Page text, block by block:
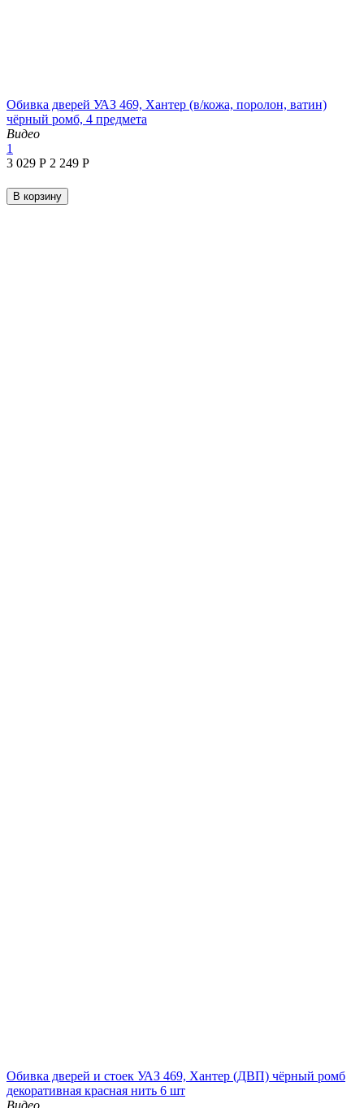
Обивка дверей УАЗ 469, Хантер (в/кожа, поролон, ватин)
чёрный ромб, 4 предмета
Видео
1
3 029 Р 2 249 Р
В корзину
Обивка дверей и стоек УАЗ 469, Хантер (ДВП) чёрный ромб
декоративная красная нить 6 шт
Видео